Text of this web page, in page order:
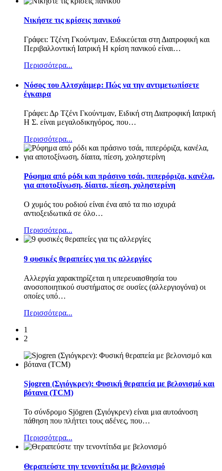
Νικήστε τις κρίσεις πανικού
Γράφει: Τζένη Γκούντμαν, Ειδικεύεται στη Διατροφική και
Περιβαλλοντική Ιατρική Η κρίση πανικού είναι…
Περισσότερα...
Nόσος του Αλτσχάιμερ: Πώς να την αντιμετωπίσετε
έγκαιρα
Γράφει: Δρ Τζένι Γκούντμαν, Ειδική στη Διατροφική Ιατρική
Η Σ. είναι μεγαλοδικηγόρος, που…
Περισσότερα...
Ρόφημα από ρόδι και πράσινο τσάι, πιπερόριζα, κανέλα,
για αποτοξίνωση, δίαιτα, πίεση, χοληστερίνη
Ο χυμός του ροδιού είναι ένα από τα πιο ισχυρά
αντιοξειδωτικά σε όλο…
Περισσότερα...
9 φυσικές θεραπείες για τις αλλεργίες
Αλλεργία χαρακτηρίζεται η υπερευαισθησία του
ανοσοποιητικού συστήματος σε ουσίες (αλλεργιογόνα) οι
οποίες υπό…
Περισσότερα...
1
2
Sjogren (Σγιόγκρεν): Φυσική θεραπεία με βελονισμό και
βότανα (TCM)
Το σύνδρομο Sjögren (Σγιόγκρεν) είναι μια αυτοάνοση
πάθηση που πλήττει τους αδένες, που…
Περισσότερα...
Θεραπεύστε την τενοντίτιδα με βελονισμό